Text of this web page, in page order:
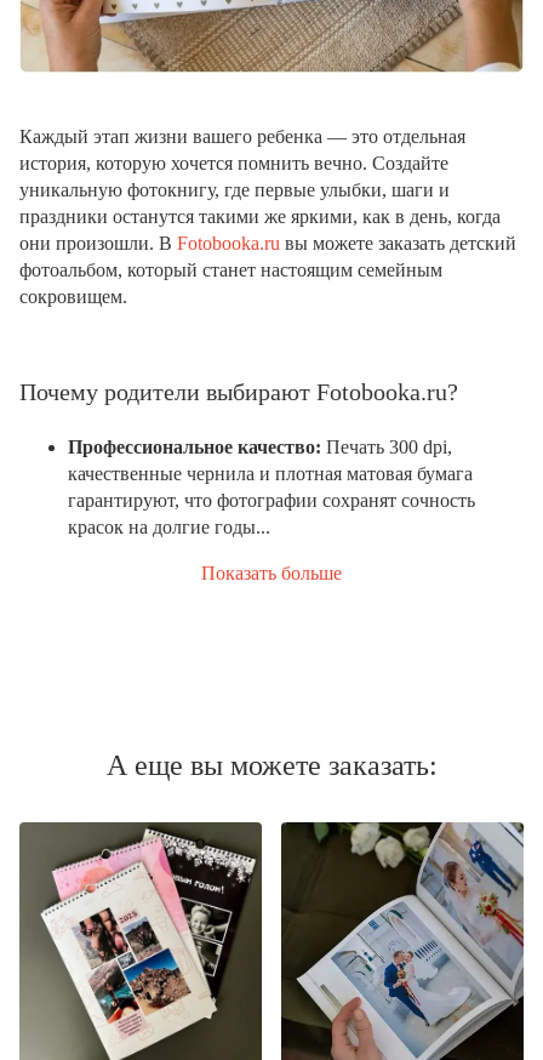
Каждый этап жизни вашего ребенка — это отдельная
история, которую хочется помнить вечно. Создайте
уникальную фотокнигу, где первые улыбки, шаги и
праздники останутся такими же яркими, как в день, когда
они произошли. В Fotobooka.ru вы можете заказать детский
фотоальбом, который станет настоящим семейным
сокровищем.
Почему родители выбирают Fotobooka.ru?
Профессиональное качество: Печать 300 dpi,
качественные чернила и плотная матовая бумага
гарантируют, что фотографии сохранят сочность
красок на долгие годы...
Показать больше
А еще вы можете заказать: